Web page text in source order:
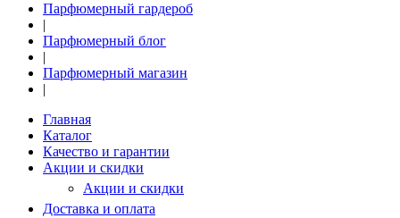
Парфюмерный гардероб
|
Парфюмерный блог
|
Парфюмерный магазин
|
Главная
Каталог
Качество и гарантии
Акции и скидки
Акции и скидки
Доставка и оплата